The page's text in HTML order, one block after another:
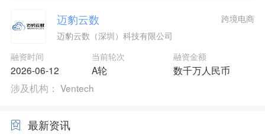
迈豹云数
迈豹云数（深圳）科技有限公司
融资时间
2026-06-12
当前轮次
A轮
融资金额
数千万人民币
跨境电商
涉及机构： Ventech
最新资讯